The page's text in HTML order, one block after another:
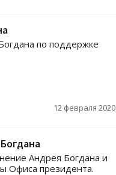
по поддержке
12 февраля
Андрея Богдана и
Офиса президента.